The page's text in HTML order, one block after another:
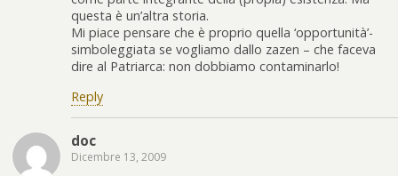
questa è un’altra storia.
Mi piace pensare che è proprio quella ‘opportunità’-
simboleggiata se vogliamo dallo zazen – che faceva
dire al Patriarca: non dobbiamo contaminarlo!
Reply
doc
Dicembre 13, 2009